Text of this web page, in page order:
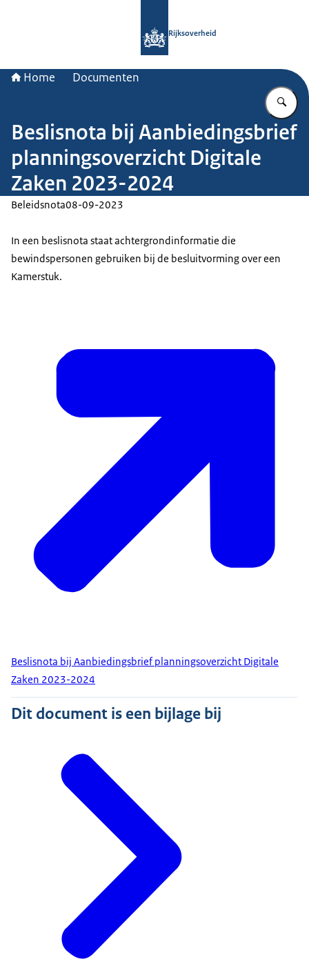
Rijksoverheid
Home Documenten
Beslisnota bij Aanbiedingsbrief
planningsoverzicht Digitale
Zaken 2023-2024
Beleidsnota08-09-2023
In een beslisnota staat achtergrondinformatie die
bewindspersonen gebruiken bij de besluitvorming over een
Kamerstuk.
Beslisnota bij Aanbiedingsbrief planningsoverzicht Digitale
Zaken 2023-2024
Dit document is een bijlage bij